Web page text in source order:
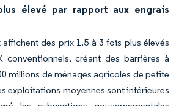
élevé par rapport aux engrais
affichent des prix 1,5 à 3 fois plus élevés
conventionnels, créant des barrières à
millions de ménages agricoles de petite
exploitations moyennes sont inférieures